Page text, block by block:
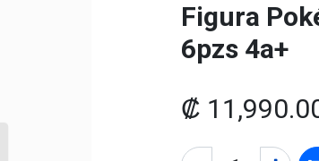
Figura
6pzs 4a+
₡